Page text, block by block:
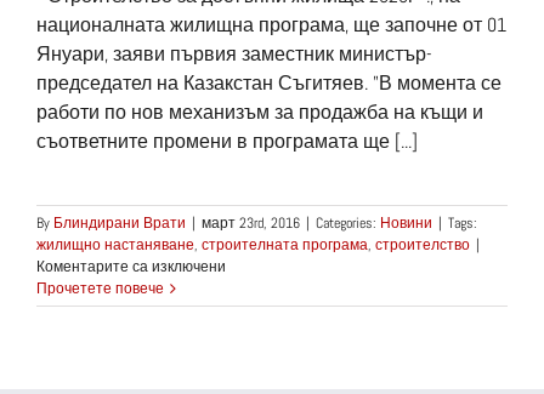
националната жилищна програма, ще започне от 01
Януари, заяви първия заместник министър-
председател на Казакстан Съгитяев. "В момента се
работи по нов механизъм за продажба на къщи и
съответните промени в програмата ще [...]
By Блиндирани Врати | март 23rd, 2016 | Categories: Новини | Tags:
жилищно настаняване, строителната програма, строителство |
Коментарите са изключени
строителство
Прочетете повече